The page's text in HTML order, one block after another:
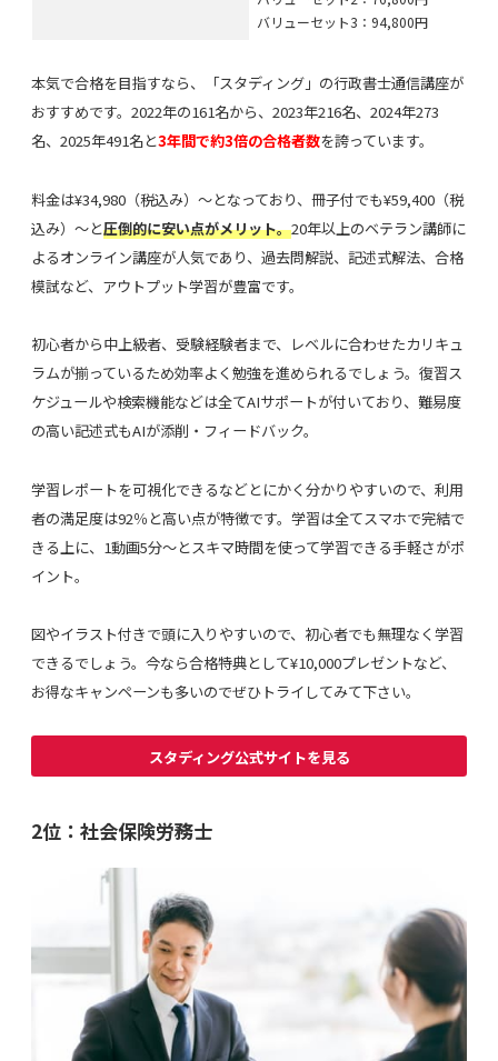
バリューセット3：94,800円
本気で合格を目指すなら、「スタディング」の行政書士通信講座が
おすすめです。2022年の161名から、2023年216名、2024年273
名、2025年491名と3年間で約3倍の合格者数を誇っています。
料金は¥34,980（税込み）〜となっており、冊子付でも¥59,400（税
込み）〜と圧倒的に安い点がメリット。20年以上のベテラン講師に
よるオンライン講座が人気であり、過去問解説、記述式解法、合格
模試など、アウトプット学習が豊富です。
初心者から中上級者、受験経験者まで、レベルに合わせたカリキュ
ラムが揃っているため効率よく勉強を進められるでしょう。復習ス
ケジュールや検索機能などは全てAIサポートが付いており、難易度
の高い記述式もAIが添削・フィードバック。
学習レポートを可視化できるなどとにかく分かりやすいので、利用
者の満足度は92％と高い点が特徴です。学習は全てスマホで完結で
きる上に、1動画5分〜とスキマ時間を使って学習できる手軽さがポ
イント。
図やイラスト付きで頭に入りやすいので、初心者でも無理なく学習
できるでしょう。今なら合格特典として¥10,000プレゼントなど、
お得なキャンペーンも多いのでぜひトライしてみて下さい。
スタディング公式サイトを見る
2位：社会保険労務士